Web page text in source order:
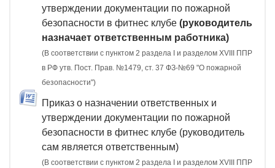
утверждении документации по пожарной
безопасности в фитнес клубе (руководитель
назначает ответственным работника)
(В соответствии с пунктом 2 раздела I и разделом XVIII ППР
в РФ утв. Пост. Прав. №1479, ст. 37 ФЗ-№69 "О пожарной
безопасности")
Приказ о назначении ответственных и
утверждении документации по пожарной
безопасности в фитнес клубе (руководитель
сам является ответственным)
(В соответствии с пунктом 2 раздела I и разделом XVIII ППР